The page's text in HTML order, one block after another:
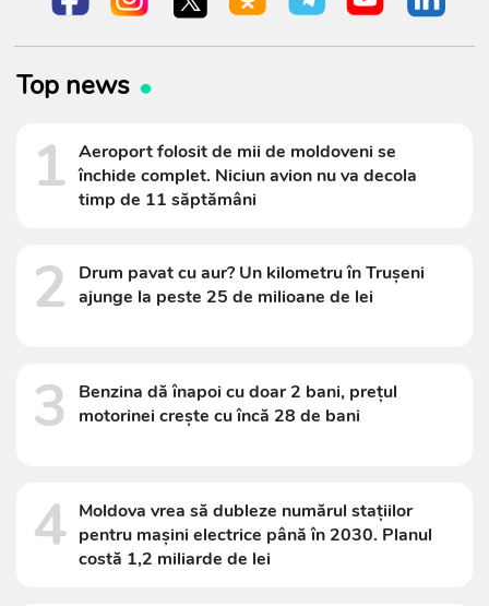
Top news
1 Aeroport folosit de mii de moldoveni se
închide complet. Niciun avion nu va decola
timp de 11 săptămâni
2
Drum pavat cu aur? Un kilometru în Trușeni
ajunge la peste 25 de milioane de lei
3
Benzina dă înapoi cu doar 2 bani, prețul
motorinei crește cu încă 28 de bani
4 Moldova vrea să dubleze numărul stațiilor
pentru mașini electrice până în 2030. Planul
costă 1,2 miliarde de lei